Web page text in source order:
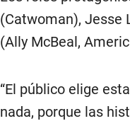
(Catwoman), Jesse
(Ally McBeal,
“El público elige
nada, porque las